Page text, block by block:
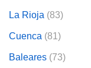
La Rioja (83)
Cuenca (81)
Baleares (73)